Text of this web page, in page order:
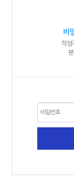
비
작성